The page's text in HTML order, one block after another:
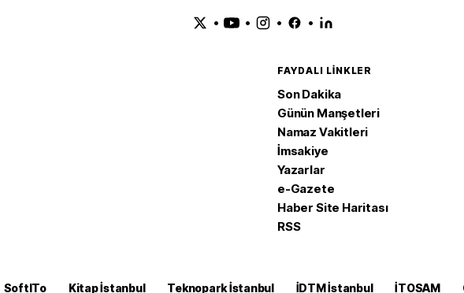
• • • •
FAYDALI LINKLER
Son Dakika
Günün Manşetleri
Namaz Vakitleri
İmsakiye
Yazarlar
e-Gazete
Haber Site Haritası
RSS
SoftITo Kitap İstanbul Teknopark İstanbul İDTM İstanbul İTOSAM